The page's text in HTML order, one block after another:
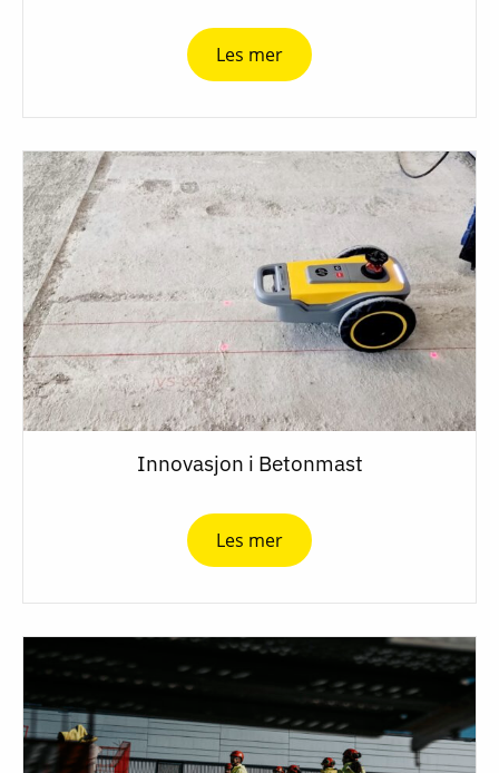
Les mer
Innovasjon i Betonmast
Les mer